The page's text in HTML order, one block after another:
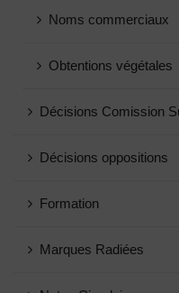
Noms commerciaux
Obtentions végétales
Décisions Comission
Décisions oppositions
Formation
Marques Radiées